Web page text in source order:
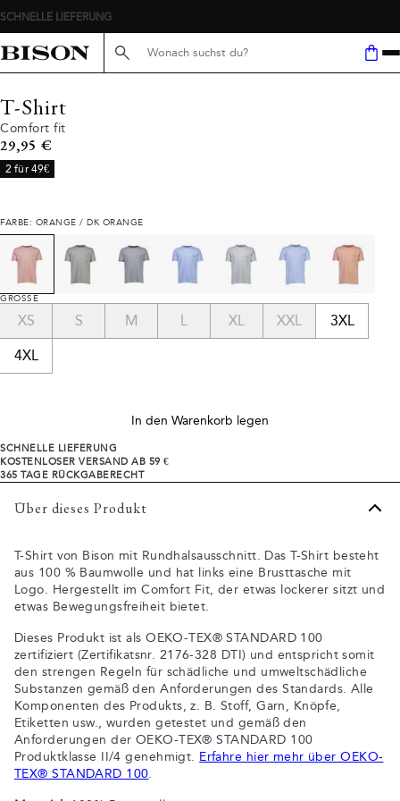
SCHNELLE LIEFERUNG
Suche hier...
T-Shirt
Comfort fit
Preis
29,95 €
2 für 49€
FARBE: ORANGE / DK ORANGE
GRÖSSE
XS S M L XL XXL 3XL
4XL
In den Warenkorb legen
SCHNELLE LIEFERUNG
KOSTENLOSER VERSAND AB 59 €
365 TAGE RÜCKGABERECHT
Über dieses Produkt
T-Shirt von Bison mit Rundhalsausschnitt. Das T-Shirt besteht
aus 100 % Baumwolle und hat links eine Brusttasche mit
Logo. Hergestellt im Comfort Fit, der etwas lockerer sitzt und
etwas Bewegungsfreiheit bietet.
Dieses Produkt ist als OEKO-TEX® STANDARD 100
zertifiziert (Zertifikatsnr. 2176-328 DTI) und entspricht somit
den strengen Regeln für schädliche und umweltschädliche
Substanzen gemäß den Anforderungen des Standards. Alle
Komponenten des Produkts, z. B. Stoff, Garn, Knöpfe,
Etiketten usw., wurden getestet und gemäß den
Anforderungen der OEKO-TEX® STANDARD 100
Produktklasse II/4 genehmigt. Erfahre hier mehr über OEKO-
TEX® STANDARD 100.